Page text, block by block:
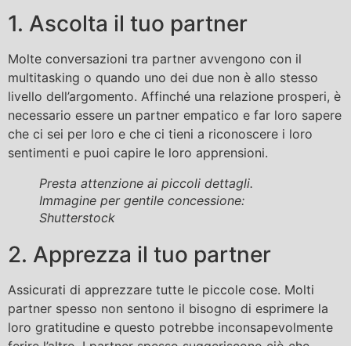
1. Ascolta il tuo partner
Molte conversazioni tra partner avvengono con il
multitasking o quando uno dei due non è allo stesso
livello dell’argomento. Affinché una relazione prosperi, è
necessario essere un partner empatico e far loro sapere
che ci sei per loro e che ci tieni a riconoscere i loro
sentimenti e puoi capire le loro apprensioni.
Presta attenzione ai piccoli dettagli.
Immagine per gentile concessione:
Shutterstock
2. Apprezza il tuo partner
Assicurati di apprezzare tutte le piccole cose. Molti
partner spesso non sentono il bisogno di esprimere la
loro gratitudine e questo potrebbe inconsapevolmente